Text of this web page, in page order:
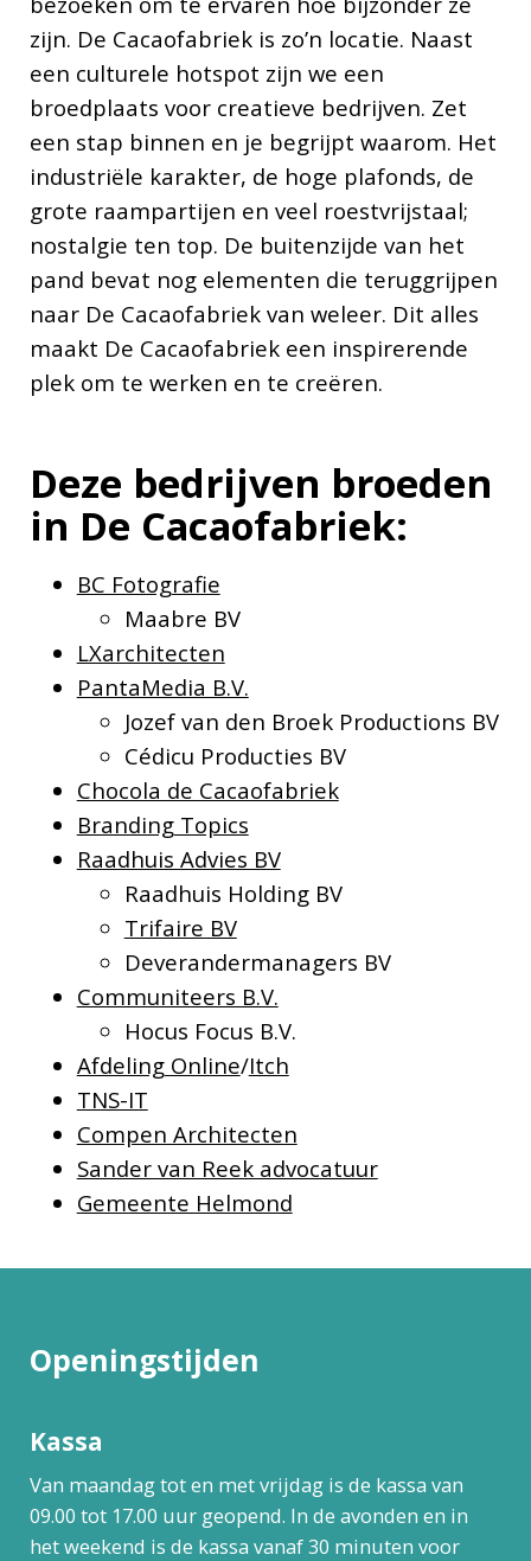
zijn. De Cacaofabriek is zo’n locatie. Naast
een culturele hotspot zijn we een
broedplaats voor creatieve bedrijven. Zet
een stap binnen en je begrijpt waarom. Het
industriële karakter, de hoge plafonds, de
grote raampartijen en veel roestvrijstaal;
nostalgie ten top. De buitenzijde van het
pand bevat nog elementen die teruggrijpen
naar De Cacaofabriek van weleer. Dit alles
maakt De Cacaofabriek een inspirerende
plek om te werken en te creëren.
Deze bedrijven broeden
in De Cacaofabriek:
BC Fotografie
Maabre BV
LXarchitecten
PantaMedia B.V.
Jozef van den Broek Productions BV
Cédicu Producties BV
Chocola de Cacaofabriek
Branding Topics
Raadhuis Advies BV
Raadhuis Holding BV
Trifaire BV
Deverandermanagers BV
Communiteers B.V.
Hocus Focus B.V.
Afdeling Online/Itch
TNS-IT
Compen Architecten
Sander van Reek advocatuur
Gemeente Helmond
Openingstijden
Kassa
Van maandag tot en met vrijdag is de kassa van
09.00 tot 17.00 uur geopend. In de avonden en in
het weekend is de kassa vanaf 30 minuten voor